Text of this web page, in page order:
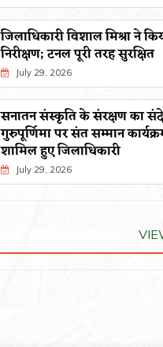
जिलाधिकारी विशाल मिश्रा ने
निरीक्षण; टनल पूरी तरह सुरक्षित
July 29, 2026
सनातन संस्कृति के संरक्षण का
गुरुपूर्णिमा पर संत सम्मान
शामिल हुए जिलाधिकारी
July 29, 2026